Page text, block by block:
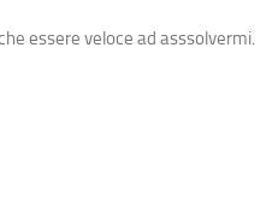
essere veloce ad asssolvermi.